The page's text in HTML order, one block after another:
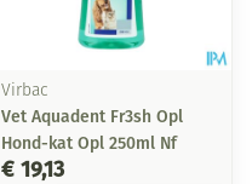
Virbac
Vet Aquadent Fr3sh Opl
Hond-kat Opl 250ml Nf
€ 19,13